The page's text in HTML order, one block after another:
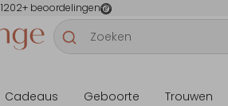
1202+ beoordelingen
Cadeaus Geboorte Trouwen